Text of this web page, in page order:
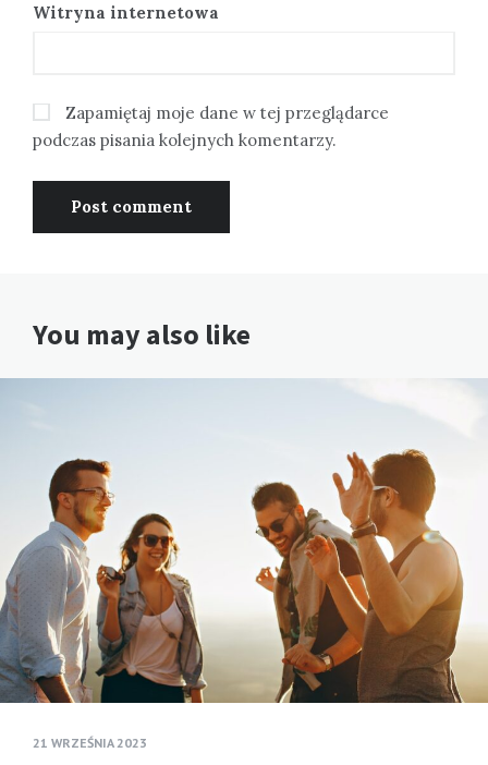
Witryna internetowa
Zapamiętaj moje dane w tej przeglądarce
podczas pisania kolejnych komentarzy.
You may also like
21 WRZEŚNIA 2023